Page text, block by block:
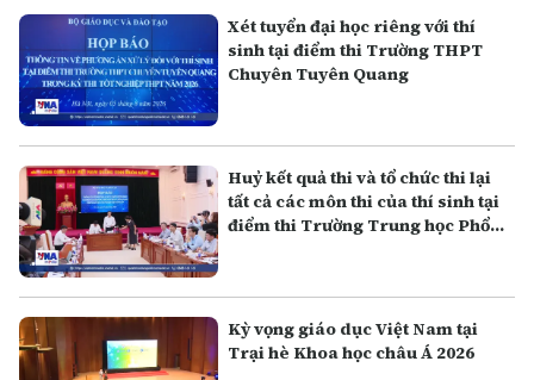
Xét tuyển đại học riêng với thí
sinh tại điểm thi Trường THPT
Chuyên Tuyên Quang
Huỷ kết quả thi và tổ chức thi lại
tất cả các môn thi của thí sinh tại
điểm thi Trường Trung học Phổ
Kỳ vọng giáo dục Việt Nam tại
Trại hè Khoa học châu Á 2026